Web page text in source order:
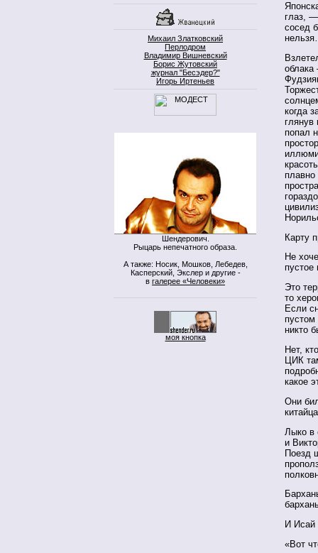
Михаил Златковский
Перлодром
Владимир Вишневский
Борис Жутовский
журнал "Бесэдер?"
Игорь Иртеньев
Шендерович.
Рыцарь непечатного образа.
А также: Носик, Мошков, Лебедев,
Касперский, Экслер и другие -
в галерее «Человеки»
моя кнопка
глаз, —
сосед
когда
попал
Карту
Не
пустое
Это
то
Если
никто
Нет,
ЦИК
какое
Они
Лыко в
и
Поезд
И Исай
«Вот